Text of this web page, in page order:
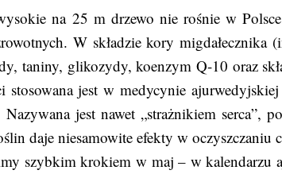
na 25 m drzewo nie rośnie w
W składzie kory
taniny, glikozydy, koenzym Q-10 oraz
stosowana jest w medycynie
Nazywana jest nawet „strażnikiem serca”,
daje niesamowite efekty w oczyszczaniu
szybkim krokiem w maj – w kalendarzu